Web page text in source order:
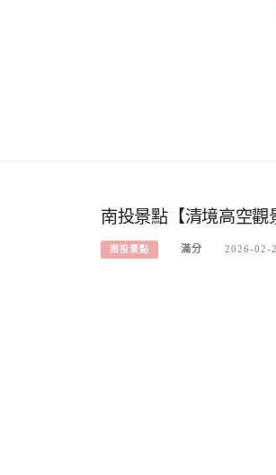
南投景點【清境高空
南投景點 滿分 2026-02-